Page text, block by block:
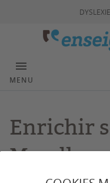
DYSLEXIE
MENU
Enrichir
Moodle